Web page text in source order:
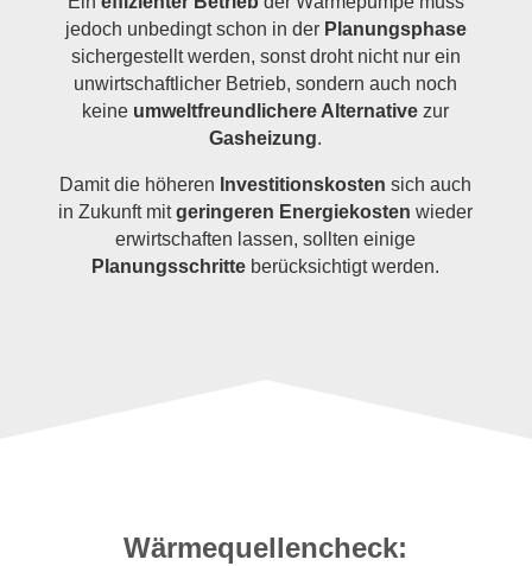
jedoch unbedingt schon in der Planungsphase
sichergestellt werden, sonst droht nicht nur ein
unwirtschaftlicher Betrieb, sondern auch noch
keine umweltfreundlichere Alternative zur
Gasheizung.
Damit die höheren Investitionskosten sich auch
in Zukunft mitgeringeren Energiekosten wieder
erwirtschaften lassen, sollten einige
Planungsschritte berücksichtigt werden.
Wärmequellencheck: